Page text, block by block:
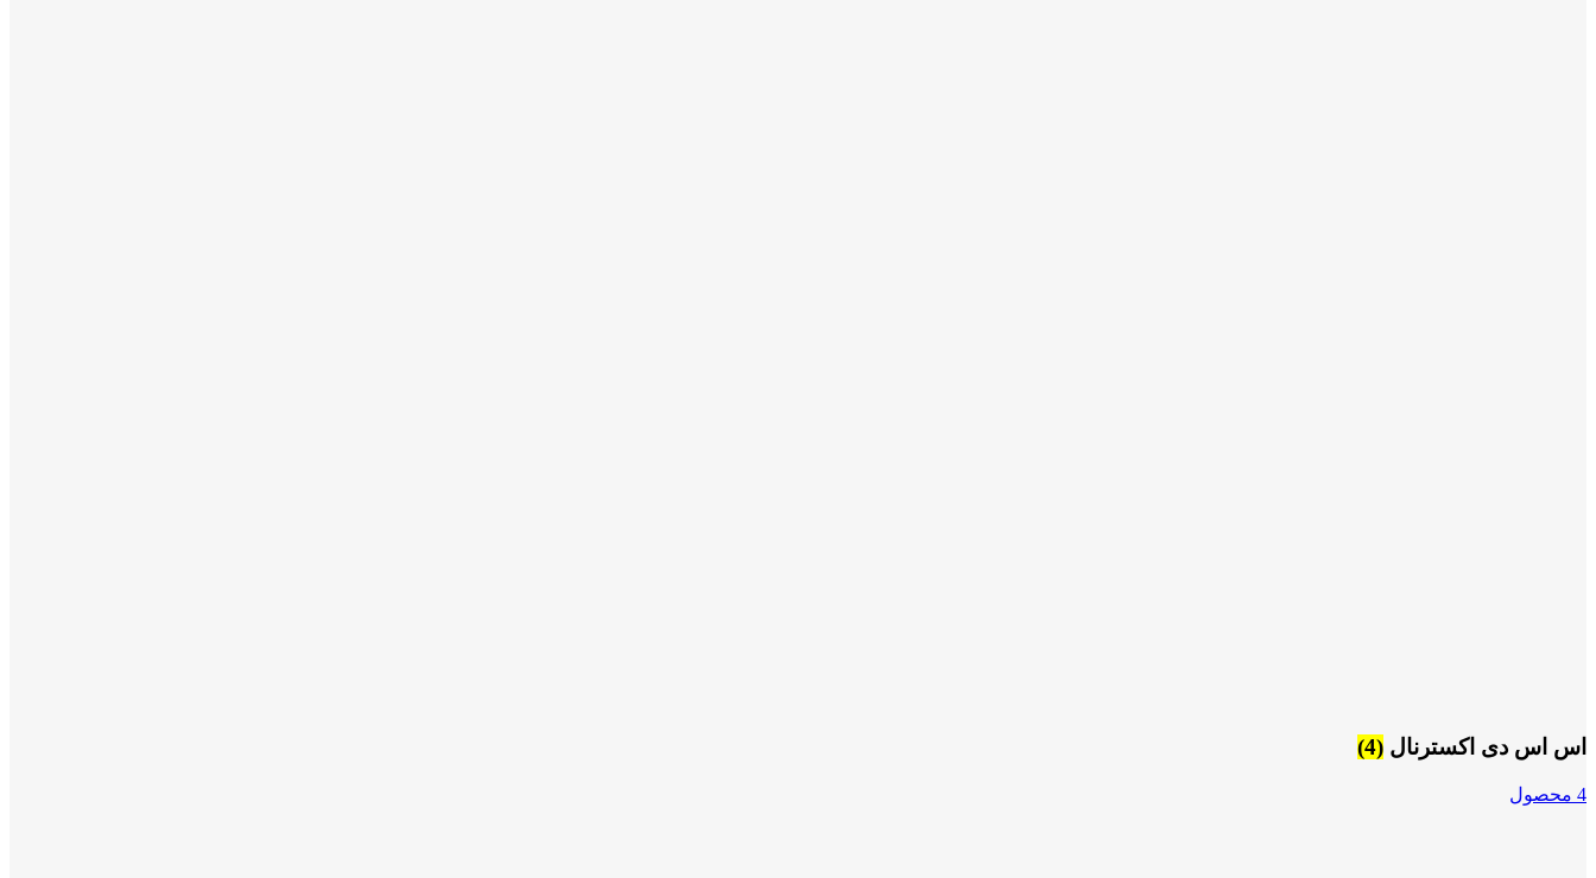
اس اس دی اکسترنال (4)
4 محصول